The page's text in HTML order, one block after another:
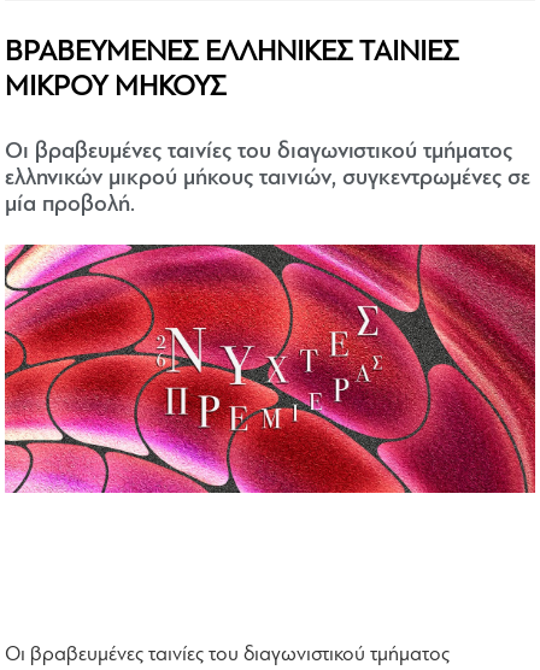
ΒΡΑΒΕΥΜΕΝΕΣ ΕΛΛΗΝΙΚΕΣ ΤΑΙΝΙΕΣ
ΜΙΚΡΟΥ ΜΗΚΟΥΣ
Οι βραβευμένες ταινίες του διαγωνιστικού τμήματος
ελληνικών μικρού μήκους ταινιών, συγκεντρωμένες σε
μία προβολή.
Οι βραβευμένες ταινίες του διαγωνιστικού τμήματος